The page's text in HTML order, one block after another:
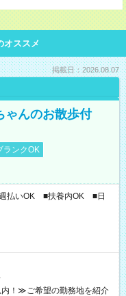
オススメ
掲載日：2026.08.07
ゃんのお散歩付
ランクOK
払いOK ■扶養内OK ■日
！≫ご希望の勤務地を紹介